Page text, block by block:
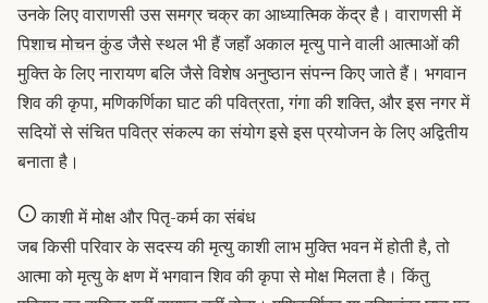
उनके लिए वाराणसी उस समग्र चक्र का आध्यात्मिक केंद्र है। वाराणसी में
पिशाच मोचन कुंडजैसे स्थल भी हैं जहाँ अकाल मृत्यु पाने वाली आत्माओं की
मुक्ति के लिए नारायण बलि जैसे विशेष अनुष्ठान संपन्न किए जाते हैं। भगवान
शिव की कृपा, मणिकर्णिका घाट की पवित्रता, गंगा की शक्ति, और इस नगर में
सदियों से संचित पवित्र संकल्प का संयोग इसे इस प्रयोजन के लिए अद्वितीय
बनाता है।
काशी में मोक्ष और पितृ-कर्म का संबंध
जब किसी परिवार के सदस्य की मृत्यु काशी लाभ मुक्ति भवन में होती है, तो
आत्मा को मृत्यु के क्षण में भगवान शिव की कृपा से मोक्ष मिलता है। किंतु